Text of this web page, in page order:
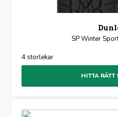
SP Winter
4 storlekar
HITTA RÄTT